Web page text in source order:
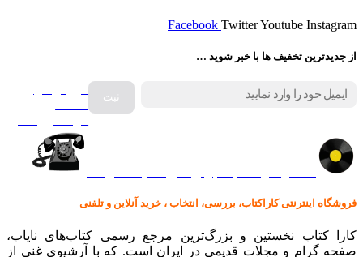
Facebook TwitterYoutube Instagram
از جدیدترین تخفیف ها با خبر شوید …
فروش انواع
فروشگاه اینترنتی کاراکتاب، بررسی، انتخاب ، خرید آنلاین و تلفنی
کارا کتاب نخستین و بزرگ‌ترین مرجع رسمی کتاب‌های نایاب،
صفحه گرام و مجلات قدیمی در ایران است. که با آرشیوی غنی از